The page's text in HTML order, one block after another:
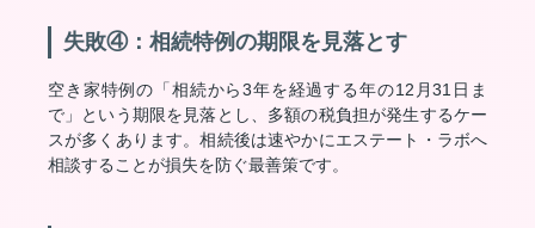
失敗④：相続特例の期限を見落とす
空き家特例の「相続から3年を経過する年の12月31日ま
で」という期限を見落とし、多額の税負担が発生するケー
スが多くあります。相続後は速やかにエステート・ラボへ
相談することが損失を防ぐ最善策です。